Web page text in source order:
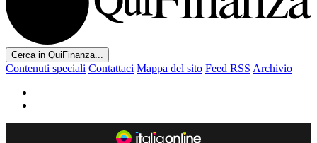
Cerca in QuiFinanza...
Contenuti speciali Contattaci Mappa del sito Feed RSS Archivio